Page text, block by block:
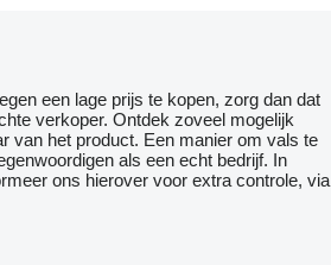
een lage prijs te kopen, zorg dan dat
verkoper. Ontdek zoveel mogelijk
van het product. Een manier om vals te
als een echt bedrijf. In
ons hierover voor extra controle, via